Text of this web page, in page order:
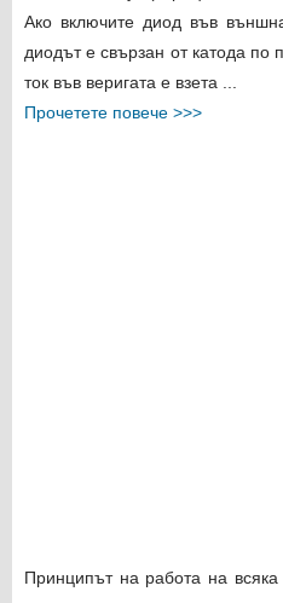
Ако включите диод във
диодът е свързан от катода по
ток във веригата е взета ...
Прочетете повече >>>
Принципът на работа на всяка